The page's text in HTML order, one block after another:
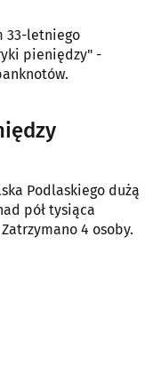
33-letniego
pieniędzy" -
Podlaskiego dużą
pół tysiąca
4 osoby.